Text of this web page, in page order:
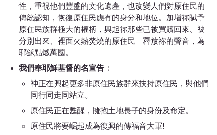
性，重視他們豐盛的文化遺產，也改變人們對原住民的
傳統認知，恢復原住民應有的身分和地位。加增祢賦予
原住民族群極大的權柄，興起祢那些已被買贖回來、被
分別出來、裡面火熱焚燒的原住民，釋放祢的聲音，為
耶穌點燃萬國。
我們奉耶穌基督的名宣告；
神正在興起更多非原住民族群來扶持原住民，與他們
同行同走同站立。
原住民正在甦醒，擁抱土地長子的身份及命定。
原住民將要崛起成為復興的傳福音大軍!